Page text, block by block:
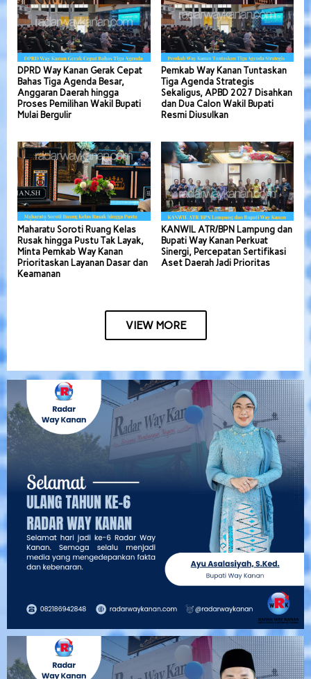
DPRD Way Kanan Gerak Cepat
Bahas Tiga Agenda Besar,
Anggaran Daerah hingga
Proses Pemilihan Wakil Bupati
Mulai Bergulir
Pemkab Way Kanan Tuntaskan
Tiga Agenda Strategis
Sekaligus, APBD 2027 Disahkan
dan Dua Calon Wakil Bupati
Resmi Diusulkan
Maharatu Soroti Ruang Kelas
Rusak hingga Pustu Tak Layak,
Minta Pemkab Way Kanan
Prioritaskan Layanan Dasar dan
Keamanan
KANWIL ATR/BPN Lampung dan
Bupati Way Kanan Perkuat
Sinergi, Percepatan Sertifikasi
Aset Daerah Jadi Prioritas
VIEW MORE